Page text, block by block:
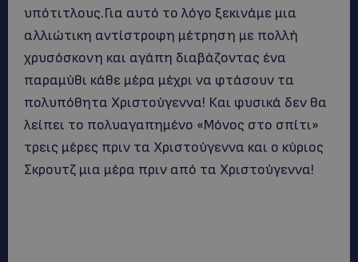
υπότιτλους.Για αυτό το λόγο ξεκινάμε μια
αλλιώτικη αντίστροφη μέτρηση με πολλή
χρυσόσκονη και αγάπη διαβάζοντας ένα
παραμύθι κάθε μέρα μέχρι να φτάσουν τα
πολυπόθητα Χριστούγεννα! Και φυσικά δεν θα
λείπει το πολυαγαπημένο «Μόνος στο σπίτι»
τρεις μέρες πριν τα Χριστούγεννα και ο κύριος
Σκρουτζ μια μέρα πριν από τα Χριστούγεννα!